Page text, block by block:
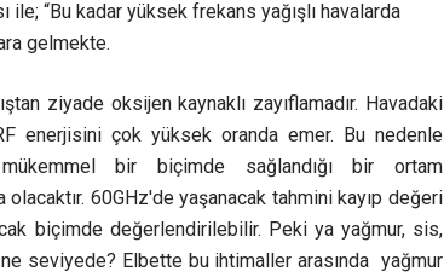
ile; “Bu kadar yüksek frekans yağışlı havalarda
gelmekte.
ziyade oksijen kaynaklı zayıflamadır. Havadaki
enerjisini çok yüksek oranda emer. Bu nedenle
bir biçimde sağlandığı bir ortam
60GHz'de yaşanacak tahmini kayıp değeri
biçimde değerlendirilebilir. Peki ya yağmur, sis,
ne seviyede? Elbette bu ihtimaller arasında yağmur